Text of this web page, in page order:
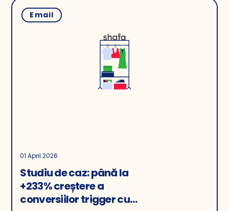
Email
01 April 2026
Studiu de caz: până la
+233% creștere a
conversiilor trigger cu